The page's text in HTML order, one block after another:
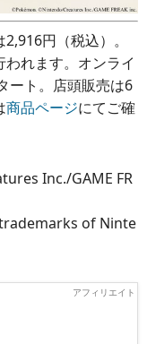
円（税込）。
れます。オンライ
ート。店頭販売は6
商品ページにてご確
Inc./GAME FR
of Ninte